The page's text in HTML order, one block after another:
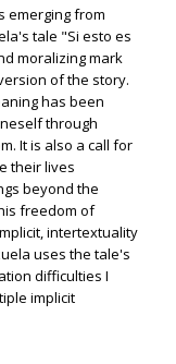
emerging from
tale "Si esto es
moralizing mark
of the story.
has been
through
It is also a call for
their lives
beyond the
freedom of
intertextuality
uses the tale's
difficulties I
implicit